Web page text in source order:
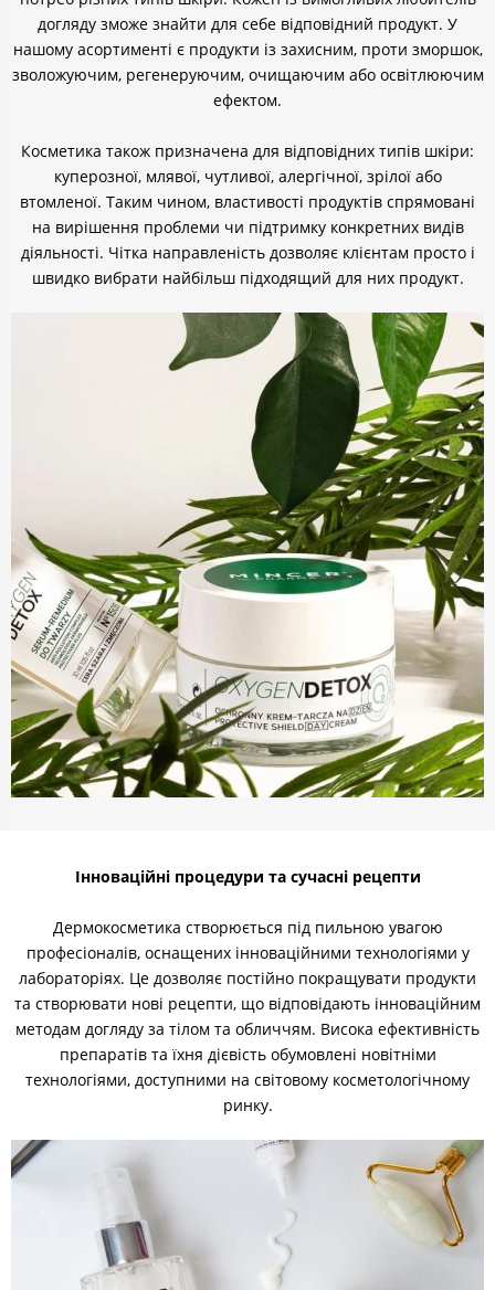
догляду зможе знайти для себе відповідний продукт. У
нашому асортименті є продукти із захисним, проти зморшок,
зволожуючим, регенеруючим, очищаючим або освітлюючим
ефектом.
Косметика також призначена для відповідних типів шкіри:
куперозної, млявої, чутливої, алергічної, зрілої або
втомленої. Таким чином, властивості продуктів спрямовані
на вирішення проблеми чи підтримку конкретних видів
діяльності. Чітка направленість дозволяє клієнтам просто і
швидко вибрати найбільш підходящий для них продукт.
Інноваційні процедури та сучасні рецепти
Дермокосметика створюється під пильною увагою
професіоналів, оснащених інноваційними технологіями у
лабораторіях. Це дозволяє постійно покращувати продукти
та створювати нові рецепти, що відповідають інноваційним
методам догляду за тілом та обличчям. Висока ефективність
препаратів та їхня дієвість обумовлені новітніми
технологіями, доступними на світовому косметологічному
ринку.